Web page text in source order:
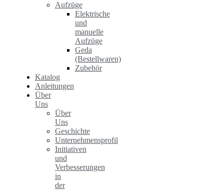
Aufzüge
Elektrische
und
manuelle
Aufzüge
Geda
(Bestellwaren)
Zubehör
Katalog
Anleitungen
Über
Uns
Über
Uns
Geschichte
Unternehmensprofil
Initiativen
und
Verbesserungen
in
der